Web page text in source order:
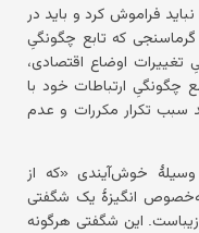
فراموش کرد و باید در
که تابع چگونگیِ
اوضاع اقتصادی،
چگونگیِ ارتباطات خود با
تکرار مکررات و عدم
وسیلهٔ خوش‌آیندی «که از
انگیزهٔ یک شگفتی
این شگفتی هرگونه